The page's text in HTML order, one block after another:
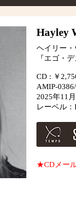
Hayley
ヘイリー
『エゴ・
CD : ￥
AMIP-
2025年11
レーベル：
★CDメー